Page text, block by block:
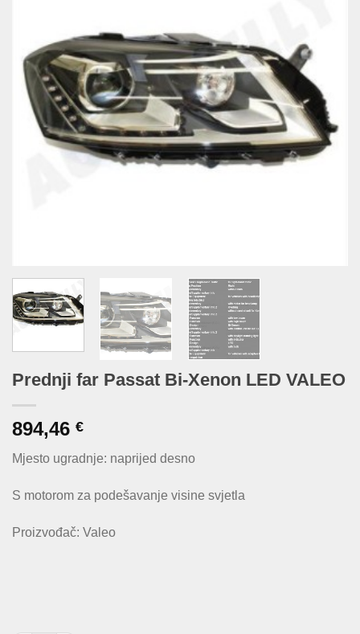
Prednji far Passat Bi-Xenon LED VALEO
894,46 €
Mjesto ugradnje: naprijed desno
S motorom za podešavanje visine svjetla
Proizvođač: Valeo